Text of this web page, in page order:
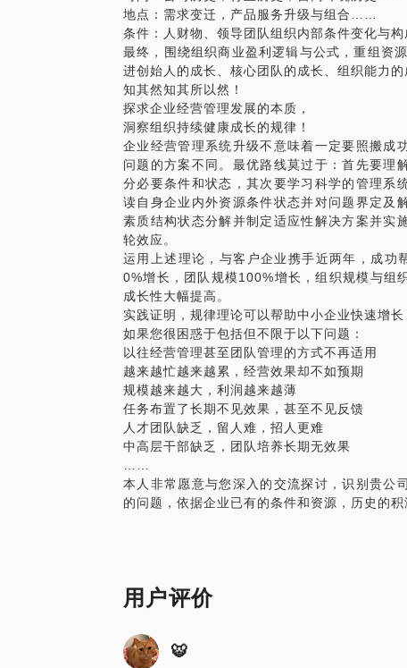
地点：需求变迁，产品服务升级与组合……
条件：人财物、领导团队组织内部条件变化与
最终，围绕组织商业盈利逻辑与公式，重组资
进创始人的成长、核心团队的成长、组织能力的
知其然知其所以然！
探求企业经营管理发展的本质，
洞察组织持续健康成长的规律！
企业经营管理系统升级不意味着一定要照搬成
问题的方案不同。最优路线莫过于：首先要理
分必要条件和状态，其次要学习科学的管理系
读自身企业内外资源条件状态并对问题界定及
素质结构状态分解并制定适应性解决方案并实
轮效应。
运用上述理论，与客户企业携手近两年，成功
0%增长，团队规模100%增长，组织规模与组
成长性大幅提高。
实践证明，规律理论可以帮助中小企业快速增长
如果您很困惑于包括但不限于以下问题：
以往经营管理甚至团队管理的方式不再适用
越来越忙越来越累，经营效果却不如预期
规模越来越大，利润越来越薄
任务布置了长期不见效果，甚至不见反馈
人才团队缺乏，留人难，招人更难
中高层干部缺乏，团队培养长期无效果
本人非常愿意与您深入的交流探讨，识别贵公
的问题，依据企业已有的条件和资源，历史的积
用户评价
🐯